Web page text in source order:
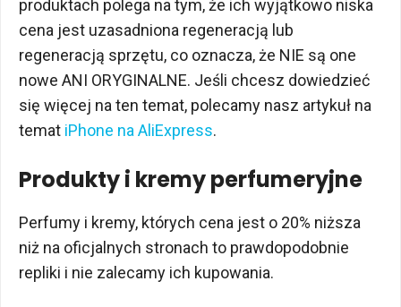
produktach polega na tym, że ich wyjątkowo niska
cena jest uzasadniona regeneracją lub
regeneracją sprzętu, co oznacza, że ​​NIE są one
nowe ANI ORYGINALNE. Jeśli chcesz dowiedzieć
się więcej na ten temat, polecamy nasz artykuł na
temat iPhone na AliExpress.
Produkty i kremy perfumeryjne
Perfumy i kremy, których cena jest o 20% niższa
niż na oficjalnych stronach to prawdopodobnie
repliki i nie zalecamy ich kupowania.